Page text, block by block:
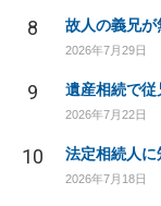
8 故人の義兄が
2026年7月29日
9 遺産相続で従
2026年7月22日
10 法定相続人に
2026年7月18日